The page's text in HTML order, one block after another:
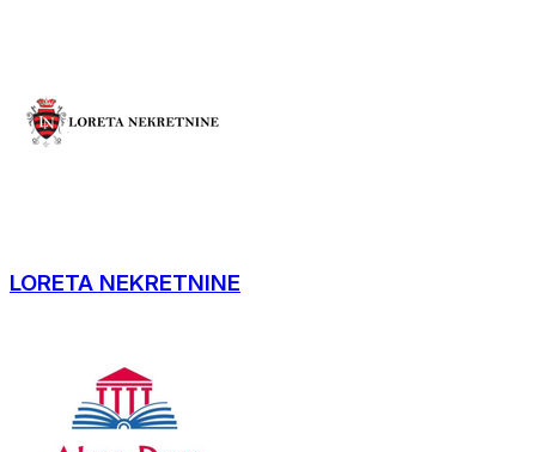
LORETA NEKRETNINE